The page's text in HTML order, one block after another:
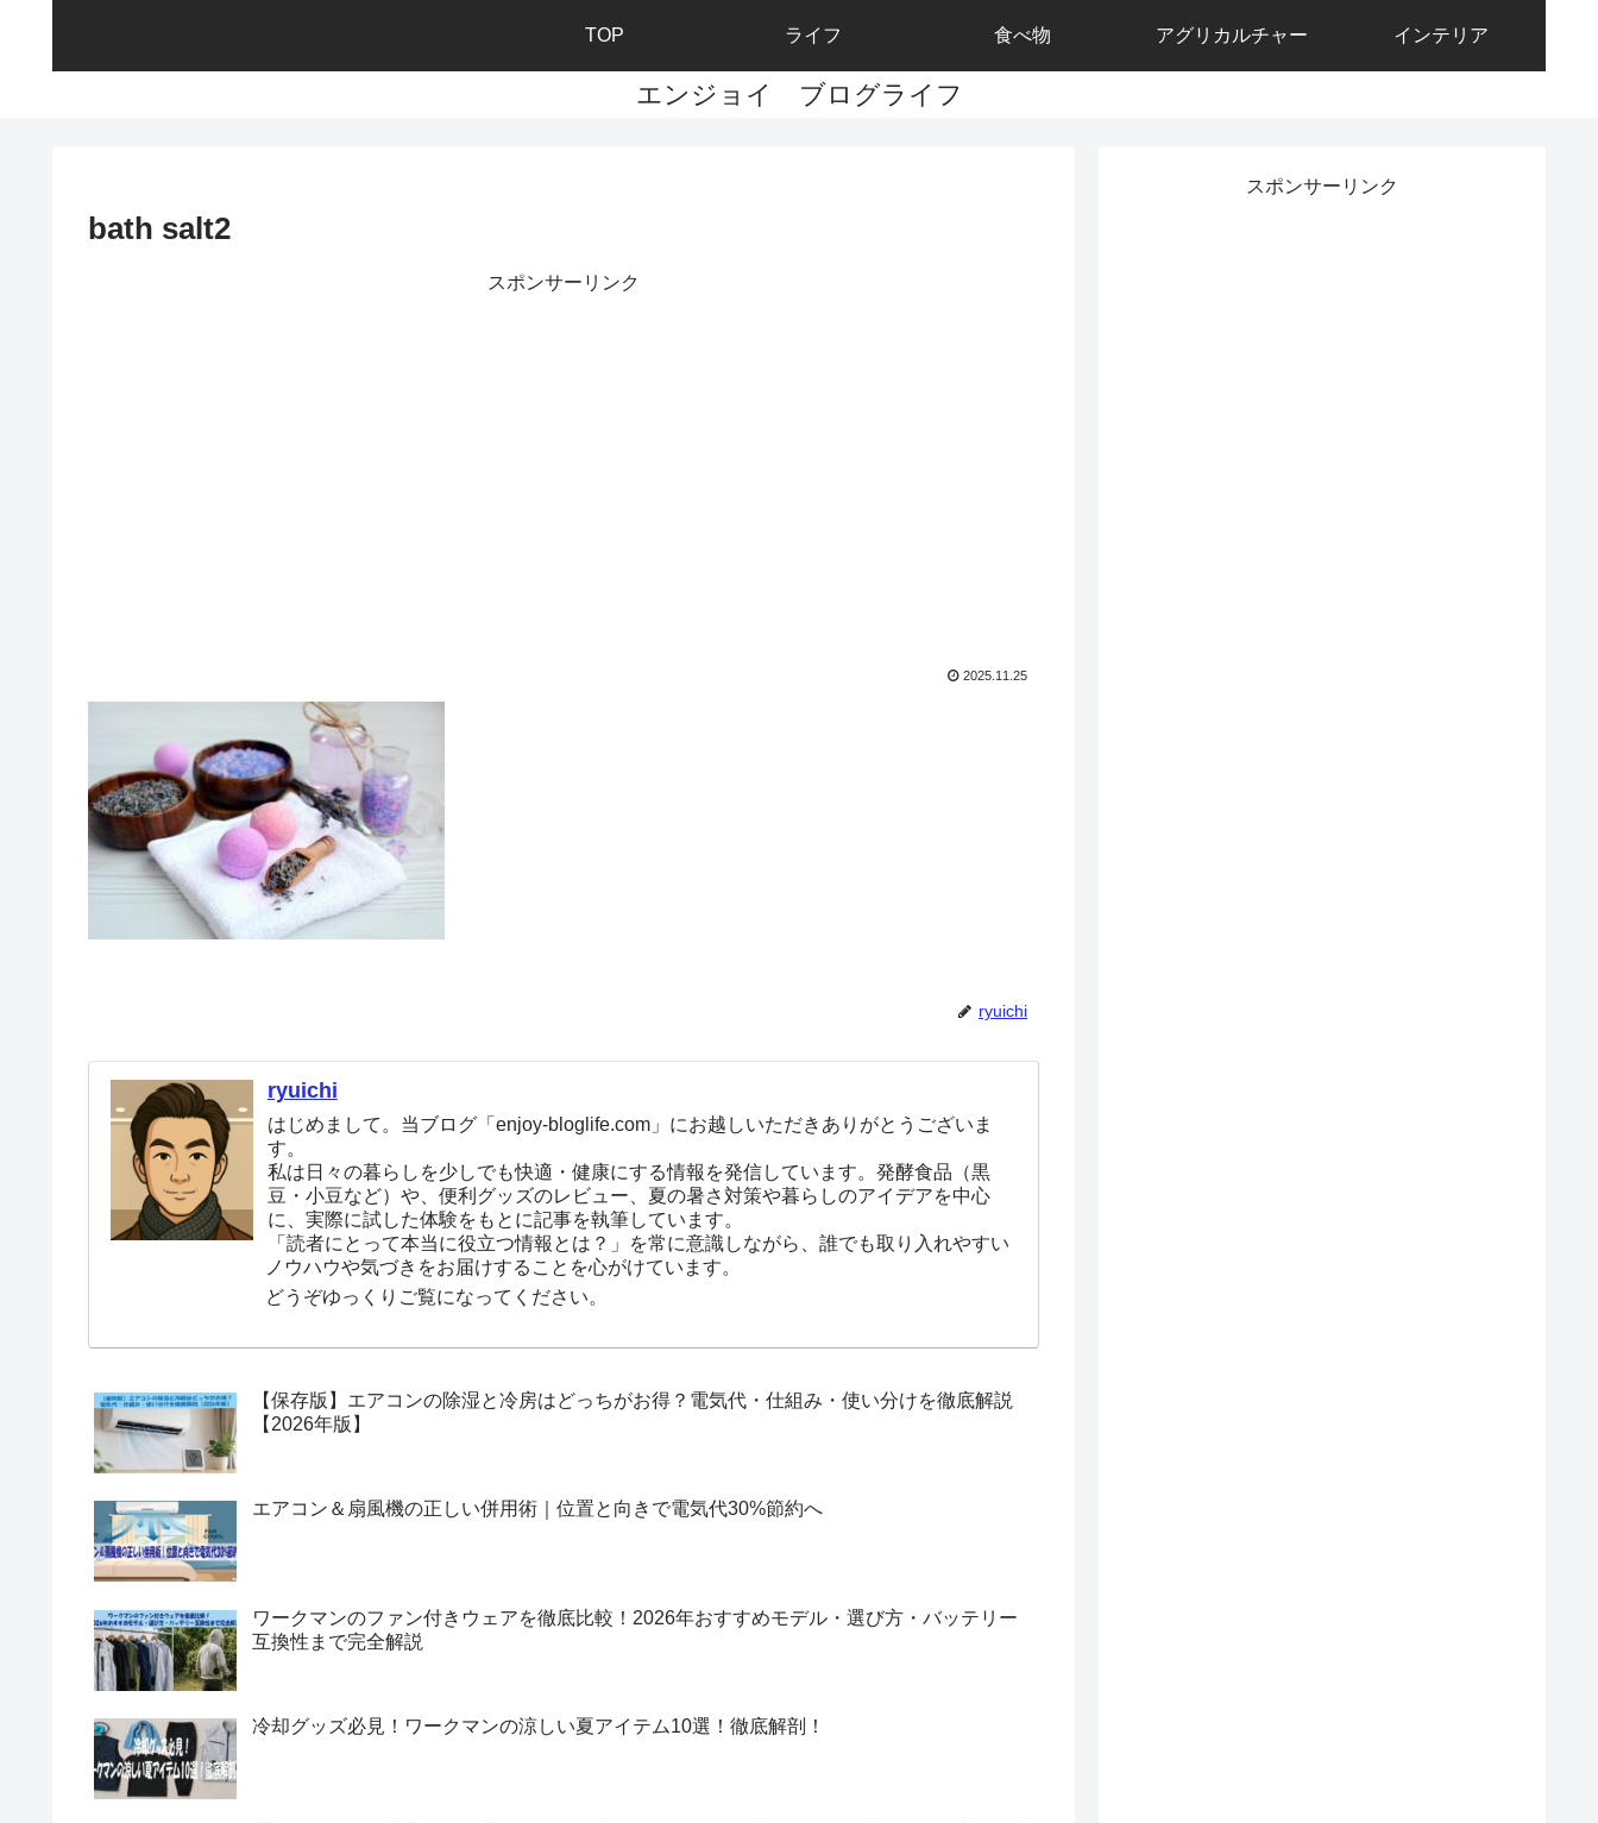
エンジョイ ブログライフ
TOP ライフ 食べ物 アグリカルチャー インテリア
bath salt2
スポンサーリンク
2025.11.25
ryuichi
ryuichi
はじめまして。当ブログ「enjoy-bloglife.com」にお越しいただきありがとうございま
す。
私は日々の暮らしを少しでも快適・健康にする情報を発信しています。発酵食品（黒
豆・小豆など）や、便利グッズのレビュー、夏の暑さ対策や暮らしのアイデアを中心
に、実際に試した体験をもとに記事を執筆しています。
「読者にとって本当に役立つ情報とは？」を常に意識しながら、誰でも取り入れやすい
ノウハウや気づきをお届けすることを心がけています。
どうぞゆっくりご覧になってください。
【保存版】エアコンの除湿と冷房はどっちがお得？電気代・仕組み・使い分けを徹底解説
【2026年版】
エアコン＆扇風機の正しい併用術｜位置と向きで電気代30%節約へ
ワークマンのファン付きウェアを徹底比較！2026年おすすめモデル・選び方・バッテリー
互換性まで完全解説
冷却グッズ必見！ワークマンの涼しい夏アイテム10選！徹底解剖！
スポンサーリンク